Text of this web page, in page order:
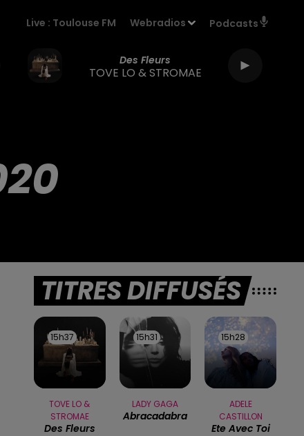
Live : Toulouse FM Webradios Podcasts
Des Fleurs
TOVE LO & STROMAE
TITRES DIFFUSÉS
15h37
15h37
TOVE LO &
STROMAE
Des Fleurs
15h31
15h31
LADY GAGA
Abracadabra
15h28
15h28
ADELE
CASTILLON
Ete Avec Toi